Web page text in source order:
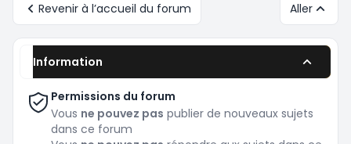
Revenir à l’accueil du forum Aller
Information
Permissions du forum
Vous ne pouvez pas publier de nouveaux sujets
dans ce forum